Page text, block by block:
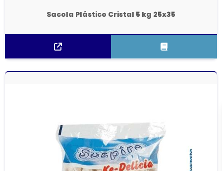
Sacola Plástico Cristal 5 kg 25x35